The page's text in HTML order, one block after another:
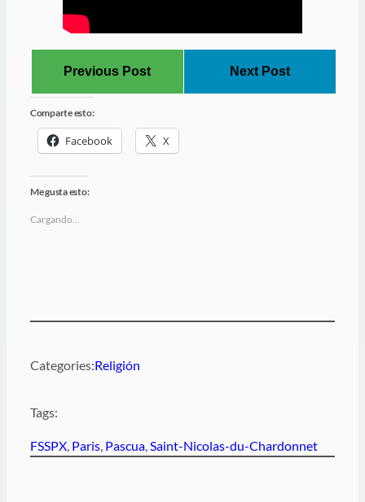
Previous Post Next Post
Comparte esto:
Facebook X
Me gusta esto:
Cargando…
Categories:Religión
Tags:
FSSPX, Paris, Pascua, Saint-Nicolas-du-Chardonnet